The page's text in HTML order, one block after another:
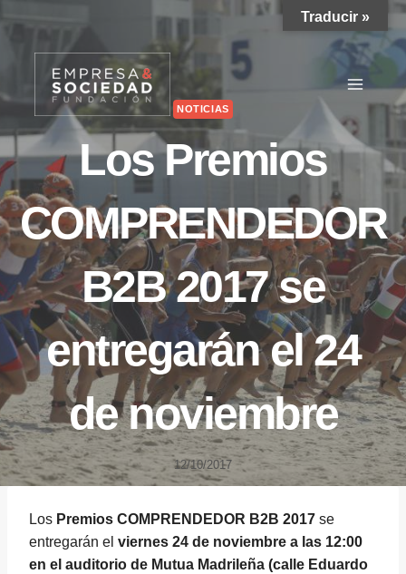
contenido
NOTICIAS
Los Premios
COMPRENDEDOR
B2B 2017 se
entregarán el 24
de noviembre
12/10/2017
Los Premios COMPRENDEDOR B2B 2017 se
entregarán el viernes 24 de noviembre a las 12:00
en el auditorio de Mutua Madrileña (calle Eduardo
Traducir »